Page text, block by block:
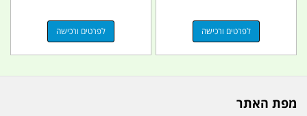
לפרטים ורכישה לפרטים ורכישה
מפת האתר